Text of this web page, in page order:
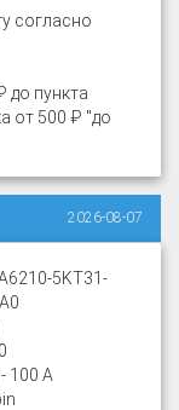
согласно
до пункта
от 500 ₽ "до
2026-08-07
5KT31-
100 A